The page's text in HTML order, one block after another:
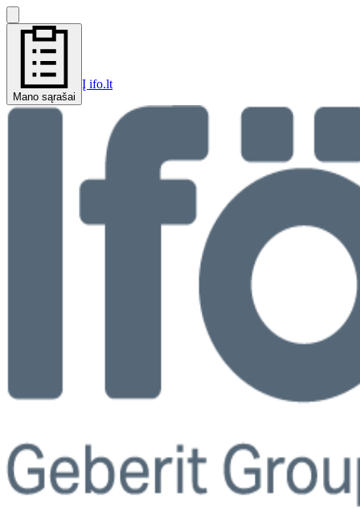
Mano sąrašai
Į ifo.lt